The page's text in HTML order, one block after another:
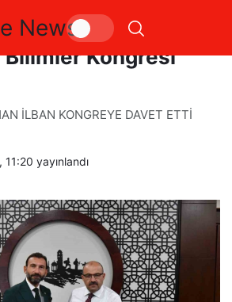
News
Uluslararası
Bilimler Kongresi
İLBAN KONGREYE DAVET ETTİ
11:20 yayınlandı